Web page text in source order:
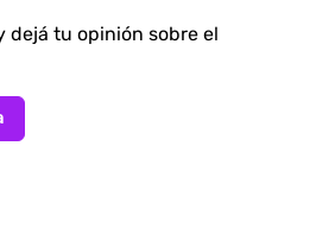
dejá tu opinión sobre el